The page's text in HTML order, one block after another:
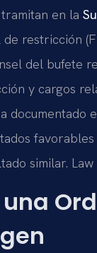
en la
restricción
del bufete
y cargos
documentado
similar.